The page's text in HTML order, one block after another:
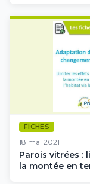
FICHES
18 mai 2021
Parois vitrées :
la montée en